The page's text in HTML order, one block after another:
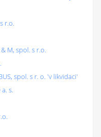
r.o.
M, spol. s r.o.
spol. s r. o. 'v likvidaci'
s.